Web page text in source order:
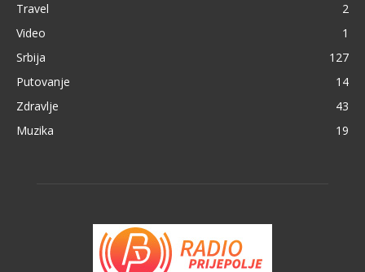
Travel
2
Video
1
Srbija
127
Putovanje
14
Zdravlje
43
Muzika
19